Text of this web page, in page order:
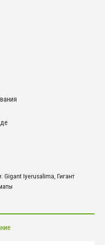
Gigant Iyerusalima Гигант